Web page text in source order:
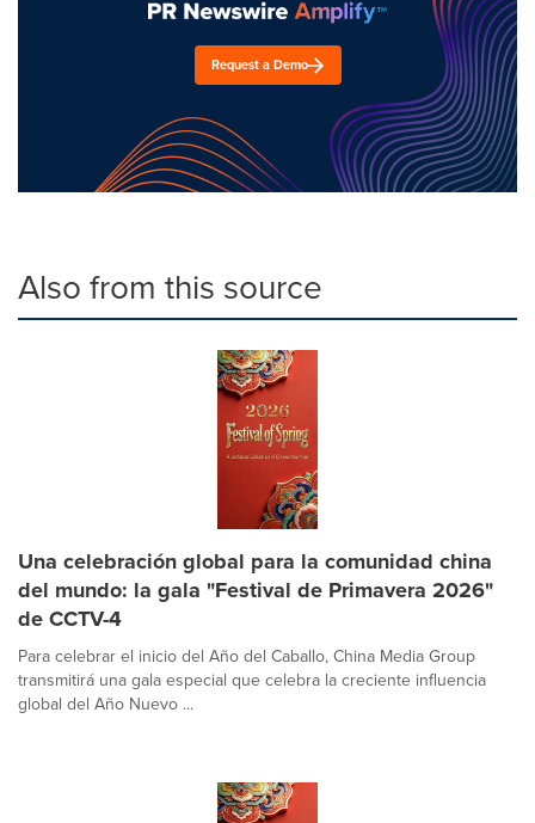
Request a Demo
Also from this source
Una celebración global para la comunidad china
del mundo: la gala "Festival de Primavera 2026"
de CCTV-4
Para celebrar el inicio del Año del Caballo, China Media Group
transmitirá una gala especial que celebra la creciente influencia
global del Año Nuevo ...